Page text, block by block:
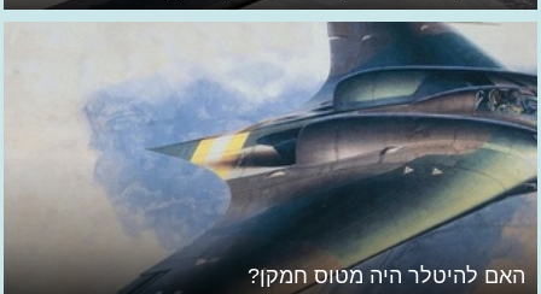
האם להיטלר היה מטוס חמקן?